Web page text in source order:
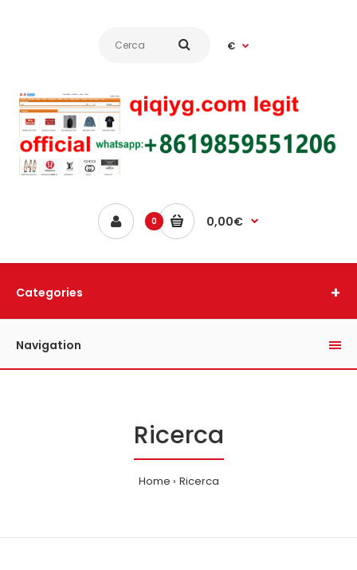
€
0 0,00€
Categories
Navigation
Ricerca
Home Ricerca